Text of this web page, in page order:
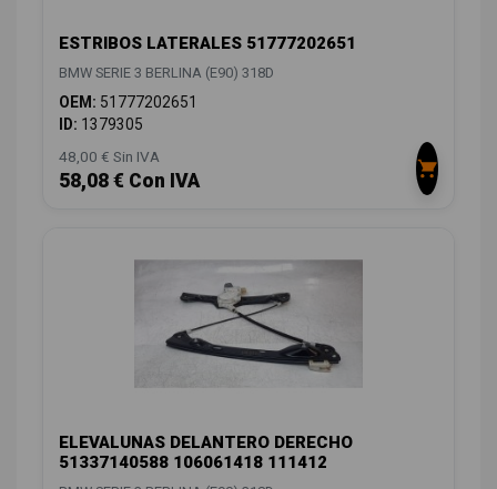
ESTRIBOS LATERALES 51777202651
BMW SERIE 3 BERLINA (E90) 318D
OEM: 51777202651
ID: 1379305
48,00 € Sin IVA
58,08 € Con IVA
ELEVALUNAS DELANTERO DERECHO
51337140588 106061418 111412